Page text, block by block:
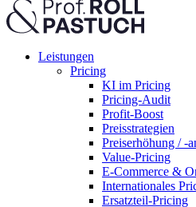
Leistungen
Pricing
KI im Pricing
Pricing-Audit
Profit-Boost
Preisstrategien
Preiserhöhung / -
Value-Pricing
E-Commerce &
Internationales
Ersatzteil-Pricing